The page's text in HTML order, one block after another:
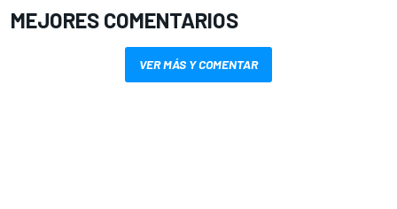
MEJORES COMENTARIOS
VER MÁS Y COMENTAR